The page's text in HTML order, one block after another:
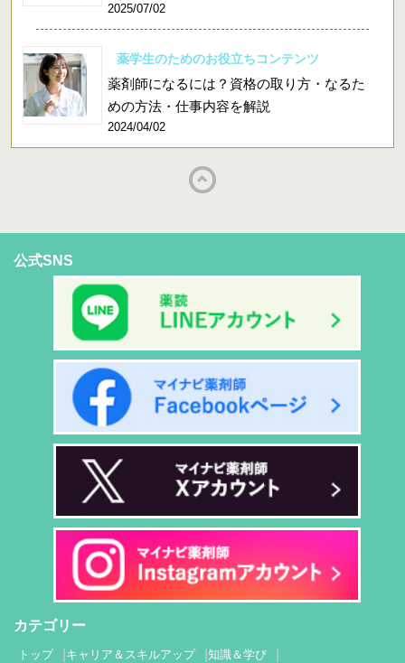
2025/07/02
薬学生のためのお役立ちコンテンツ
薬剤師になるには？資格の取り方・なるた
めの方法・仕事内容を解説
2024/04/02
公式SNS
カテゴリー
トップ キャリア＆スキルアップ 知識＆学び